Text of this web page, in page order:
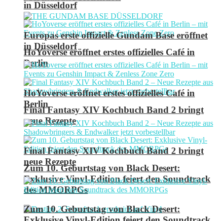
in Düsseldorf
HoYoverse eröffnet erstes offizielles Café in
Berlin
Final Fantasy XIV Kochbuch Band 2 bringt
neue Rezepte
Zum 10. Geburtstag von Black Desert:
Exklusive Vinyl-Edition feiert den Soundtrack
des MMORPGs
Europas erste offizielle Gundam Base eröffnet
in Düsseldorf
HoYoverse eröffnet erstes offizielles Café in
Berlin
Final Fantasy XIV Kochbuch Band 2 bringt
neue Rezepte
Zum 10. Geburtstag von Black Desert: